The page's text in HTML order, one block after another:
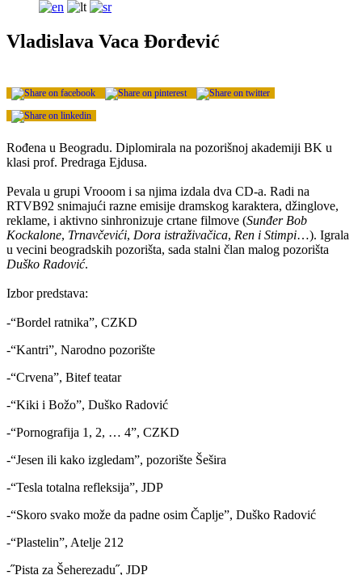
Vladislava Vaca Đorđević
Rođena u Beogradu. Diplomirala na pozorišnoj akademiji BK u
klasi prof. Predraga Ejdusa.
Pevala u grupi Vrooom i sa njima izdala dva CD-a. Radi na
RTVB92 snimajući razne emisije dramskog karaktera, džinglove,
reklame, i aktivno sinhronizuje crtane filmove (Sunđer Bob
Kockalone, Trnavčevići, Dora istraživačica, Ren i Stimpi…). Igrala
u vecini beogradskih pozorišta, sada stalni član malog pozorišta
Duško Radović.
Izbor predstava:
-“Bordel ratnika”, CZKD
-“Kantri”, Narodno pozorište
-“Crvena”, Bitef teatar
-“Kiki i Božo”, Duško Radović
-“Pornografija 1, 2, … 4”, CZKD
-“Jesen ili kako izgledam”, pozorište Šešira
-“Tesla totalna refleksija”, JDP
-“Skoro svako može da padne osim Čaplje”, Duško Radović
-“Plastelin”, Atelje 212
-˝Pista za Šeherezadu˝, JDP